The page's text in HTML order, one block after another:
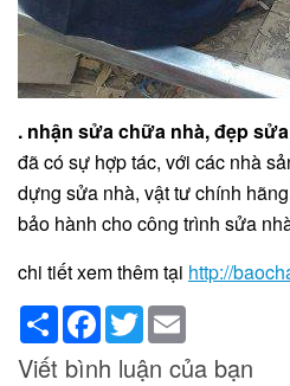
. nhận sửa chữa nhà, đẹp
đã có sự hợp tác, với các nhà
dựng sửa nhà, vật tư chính
bảo hành cho công trình sửa
chi tiết xem thêm tại http://
ShareFacebook
Twitter
Viết bình luận của bạn